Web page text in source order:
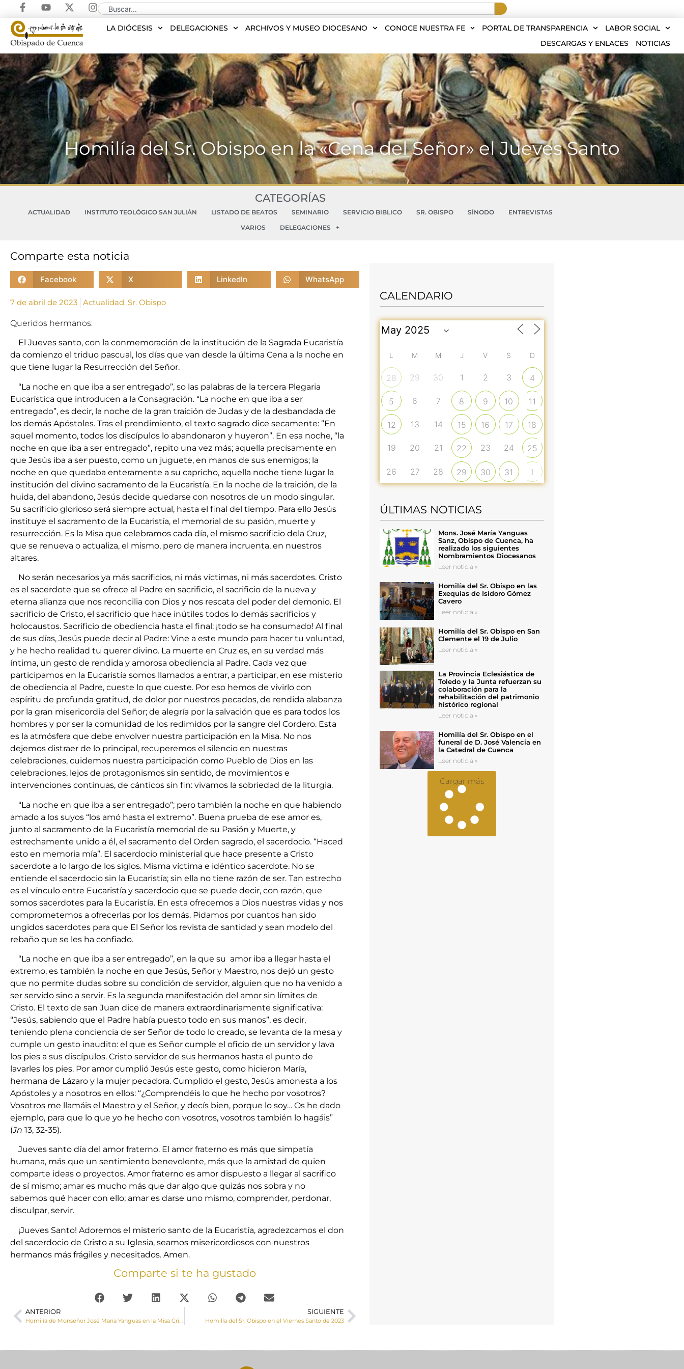
LA DIÓCESIS DELEGACIONES ARCHIVOS Y MUSEO DIOCESANO CONOCE NUESTRA FE PORTAL DE TRANSPARENCIA
LABOR SOCIAL
DESCARGAS Y ENLACES
NOTICIAS
Homilía del Sr. Obispo en la «Cena del Señor» el Jueves Santo
CATEGORÍAS
ACTUALIDAD INSTITUTO TEOLÓGICO SAN JULIÁN LISTADO DE BEATOS SEMINARIO SERVICIO BIBLICO SR. OBISPO SÍNODO
ENTREVISTAS
VARIOS
DELEGACIONES
Comparte esta noticia
Facebook X LinkedIn WhatsApp
7 de abril de 2023 Actualidad, Sr. Obispo
Queridos hermanos:
El Jueves santo, con la conmemoración de la institución de la Sagrada Eucaristía
da comienzo el triduo pascual, los días que van desde la última Cena a la noche en
que tiene lugar la Resurrección del Señor.
“La noche en que iba a ser entregado”, so las palabras de la tercera Plegaria
Eucarística que introducen a la Consagración. “La noche en que iba a ser
entregado”, es decir, la noche de la gran traición de Judas y de la desbandada de
los demás Apóstoles. Tras el prendimiento, el texto sagrado dice secamente: “En
aquel momento, todos los discípulos lo abandonaron y huyeron”. En esa noche, “la
noche en que iba a ser entregado”, repito una vez más; aquella precisamente en
que Jesús iba a ser puesto, como un juguete, en manos de sus enemigos; la
noche en que quedaba enteramente a su capricho, aquella noche tiene lugar la
institución del divino sacramento de la Eucaristía. En la noche de la traición, de la
huida, del abandono, Jesús decide quedarse con nosotros de un modo singular.
Su sacrificio glorioso será siempre actual, hasta el final del tiempo. Para ello Jesús
instituye el sacramento de la Eucaristía, el memorial de su pasión, muerte y
resurrección. Es la Misa que celebramos cada día, el mismo sacrificio dela Cruz,
que se renueva o actualiza, el mismo, pero de manera incruenta, en nuestros
altares.
No serán necesarios ya más sacrificios, ni más víctimas, ni más sacerdotes. Cristo
es el sacerdote que se ofrece al Padre en sacrificio, el sacrificio de la nueva y
eterna alianza que nos reconcilia con Dios y nos rescata del poder del demonio. El
sacrificio de Cristo, el sacrificio que hace inútiles todos lo demás sacrificios y
holocaustos. Sacrificio de obediencia hasta el final: ¡todo se ha consumado! Al final
de sus días, Jesús puede decir al Padre: Vine a este mundo para hacer tu voluntad,
y he hecho realidad tu querer divino. La muerte en Cruz es, en su verdad más
íntima, un gesto de rendida y amorosa obediencia al Padre. Cada vez que
participamos en la Eucaristía somos llamados a entrar, a participar, en ese misterio
de obediencia al Padre, cueste lo que cueste. Por eso hemos de vivirlo con
espíritu de profunda gratitud, de dolor por nuestros pecados, de rendida alabanza
por la gran misericordia del Señor; de alegría por la salvación que es para todos los
hombres y por ser la comunidad de los redimidos por la sangre del Cordero. Esta
es la atmósfera que debe envolver nuestra participación en la Misa. No nos
dejemos distraer de lo principal, recuperemos el silencio en nuestras
celebraciones, cuidemos nuestra participación como Pueblo de Dios en las
celebraciones, lejos de protagonismos sin sentido, de movimientos e
intervenciones continuas, de cánticos sin fin: vivamos la sobriedad de la liturgia.
“La noche en que iba a ser entregado”; pero también la noche en que habiendo
amado a los suyos “los amó hasta el extremo”. Buena prueba de ese amor es,
junto al sacramento de la Eucaristía memorial de su Pasión y Muerte, y
estrechamente unido a él, el sacramento del Orden sagrado, el sacerdocio. “Haced
esto en memoria mía”. El sacerdocio ministerial que hace presente a Cristo
sacerdote a lo largo de los siglos. Misma víctima e idéntico sacerdote. No se
entiende el sacerdocio sin la Eucaristía; sin ella no tiene razón de ser. Tan estrecho
es el vínculo entre Eucaristía y sacerdocio que se puede decir, con razón, que
somos sacerdotes para la Eucaristía. En esta ofrecemos a Dios nuestras vidas y nos
comprometemos a ofrecerlas por los demás. Pidamos por cuantos han sido
ungidos sacerdotes para que El Señor los revista de santidad y sean modelo del
rebaño que se les ha confiado.
“La noche en que iba a ser entregado”, en la que su amor iba a llegar hasta el
extremo, es también la noche en que Jesús, Señor y Maestro, nos dejó un gesto
que no permite dudas sobre su condición de servidor, alguien que no ha venido a
ser servido sino a servir. Es la segunda manifestación del amor sin límites de
Cristo. El texto de san Juan dice de manera extraordinariamente significativa:
“Jesús, sabiendo que el Padre había puesto todo en sus manos”, es decir,
teniendo plena conciencia de ser Señor de todo lo creado, se levanta de la mesa y
cumple un gesto inaudito: el que es Señor cumple el oficio de un servidor y lava
los pies a sus discípulos. Cristo servidor de sus hermanos hasta el punto de
lavarles los pies. Por amor cumplió Jesús este gesto, como hicieron María,
hermana de Lázaro y la mujer pecadora. Cumplido el gesto, Jesús amonesta a los
Apóstoles y a nosotros en ellos: “¿Comprendéis lo que he hecho por vosotros?
Vosotros me llamáis el Maestro y el Señor, y decís bien, porque lo soy… Os he dado
ejemplo, para que lo que yo he hecho con vosotros, vosotros también lo hagáis”
(Jn 13, 32-35).
Jueves santo día del amor fraterno. El amor fraterno es más que simpatía
humana, más que un sentimiento benevolente, más que la amistad de quien
comparte ideas o proyectos. Amor fraterno es amor dispuesto a llegar al sacrifico
de sí mismo; amar es mucho más que dar algo que quizás nos sobra y no
sabemos qué hacer con ello; amar es darse uno mismo, comprender, perdonar,
disculpar, servir.
¡Jueves Santo! Adoremos el misterio santo de la Eucaristía, agradezcamos el don
del sacerdocio de Cristo a su Iglesia, seamos misericordiosos con nuestros
hermanos más frágiles y necesitados. Amen.
Comparte si te ha gustado
ANTERIOR
Homilía de Monseñor José María Yanguas en la Misa Crismal de 2023
SIGUIENTE
Homilía del Sr. Obispo en el Viernes Santo de 2023
CALENDARIO
L M M J V S D
28 29 30 1 2 3 4
5 6 7 8 9 10 11
12 13 14 15 16 17 18
19 20 21 22 23 24 25
26 27 28 29 30 31 1
ÚLTIMAS NOTICIAS
Mons. José María Yanguas
Sanz, Obispo de Cuenca, ha
realizado los siguientes
Nombramientos Diocesanos
Leer noticia »
Homilía del Sr. Obispo en las
Exequias de Isidoro Gómez
Cavero
Leer noticia »
Homilía del Sr. Obispo en San
Clemente el 19 de Julio
Leer noticia »
La Provincia Eclesiástica de
Toledo y la Junta refuerzan su
colaboración para la
rehabilitación del patrimonio
histórico regional
Leer noticia »
Homilía del Sr. Obispo en el
funeral de D. José Valencia en
la Catedral de Cuenca
Leer noticia »
Cargar más